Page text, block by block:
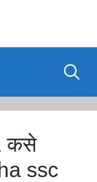
कसे
ssc